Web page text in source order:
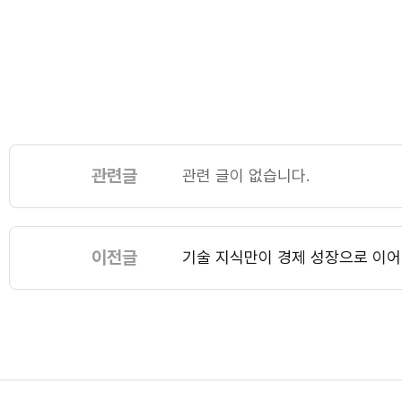
관련글 관련 글이 없습니다.
이전글 기술 지식만이 경제 성장으로 이